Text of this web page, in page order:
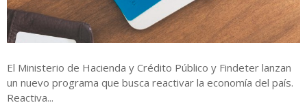
El Ministerio de Hacienda y Crédito Público y Findeter lanzan
un nuevo programa que busca reactivar la economía del país.
Reactiva...